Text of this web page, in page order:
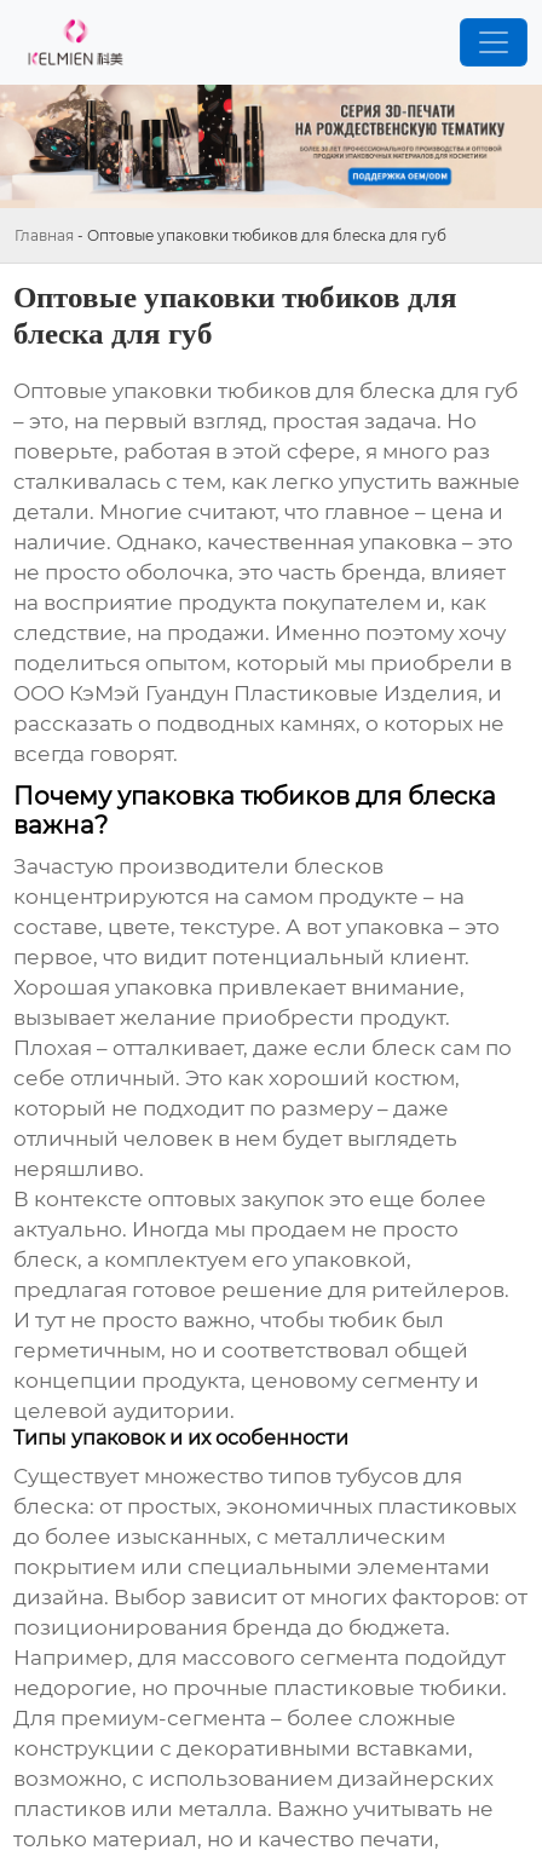
Главная - Оптовые упаковки тюбиков для блеска для губ
Оптовые упаковки тюбиков для
блеска для губ
Оптовые упаковки тюбиков для блеска для губ
– это, на первый взгляд, простая задача. Но
поверьте, работая в этой сфере, я много раз
сталкивалась с тем, как легко упустить важные
детали. Многие считают, что главное – цена и
наличие. Однако, качественная упаковка – это
не просто оболочка, это часть бренда, влияет
на восприятие продукта покупателем и, как
следствие, на продажи. Именно поэтому хочу
поделиться опытом, который мы приобрели в
ООО КэМэй Гуандун Пластиковые Изделия, и
рассказать о подводных камнях, о которых не
всегда говорят.
Почему упаковка тюбиков для блеска
важна?
Зачастую производители блесков
концентрируются на самом продукте – на
составе, цвете, текстуре. А вот упаковка – это
первое, что видит потенциальный клиент.
Хорошая упаковка привлекает внимание,
вызывает желание приобрести продукт.
Плохая – отталкивает, даже если блеск сам по
себе отличный. Это как хороший костюм,
который не подходит по размеру – даже
отличный человек в нем будет выглядеть
неряшливо.
В контексте оптовых закупок это еще более
актуально. Иногда мы продаем не просто
блеск, а комплектуем его упаковкой,
предлагая готовое решение для ритейлеров.
И тут не просто важно, чтобы тюбик был
герметичным, но и соответствовал общей
концепции продукта, ценовому сегменту и
целевой аудитории.
Типы упаковок и их особенности
Существует множество типовтубусов для
блеска: от простых, экономичных пластиковых
до более изысканных, с металлическим
покрытием или специальными элементами
дизайна. Выбор зависит от многих факторов: от
позиционирования бренда до бюджета.
Например, для массового сегмента подойдут
недорогие, но прочные пластиковые тюбики.
Для премиум-сегмента – более сложные
конструкции с декоративными вставками,
возможно, с использованием дизайнерских
пластиков или металла. Важно учитывать не
только материал, но и качество печати,